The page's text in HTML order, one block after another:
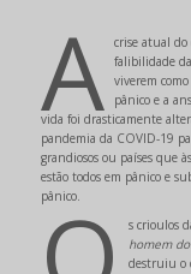
A
crise atual do
falibilidade
viverem
pânico e a
vida foi drasticamente
pandemia da COVID-19
grandiosos ou países que
estão todos em pânico e
pânico.
s crioulos
homem
destruiu o